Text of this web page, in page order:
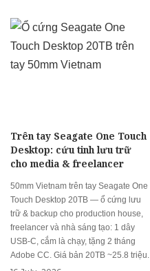
Trên tay Seagate One Touch
Desktop: cứu tinh lưu trữ
cho media & freelancer
50mm Vietnam trên tay Seagate One
Touch Desktop 20TB — ổ cứng lưu
trữ & backup cho production house,
freelancer và nhà sáng tạo: 1 dây
USB-C, cắm là chạy, tặng 2 tháng
Adobe CC. Giá bản 20TB ~25.8 triệu.